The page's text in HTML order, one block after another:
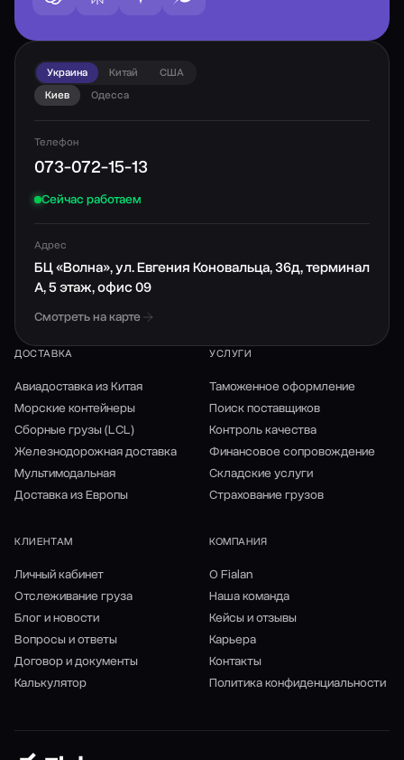
Украина Китай
США
Киев
Одесса
Телефон
073-072-15-13
Сейчас работаем
Адрес
БЦ «Волна», ул. Евгения Коновальца, 36д, терминал
А, 5 этаж, офис 09
Смотреть на карте
ДОСТАВКА
Авиадоставка из Китая
Морские контейнеры
Сборные грузы (LCL)
Железнодорожная доставка
Мультимодальная
Доставка из Европы
УСЛУГИ
Таможенное оформление
Поиск поставщиков
Контроль качества
Финансовое сопровождение
Складские услуги
Страхование грузов
КЛИЕНТАМ
Личный кабинет
Отслеживание груза
Блог и новости
Вопросы и ответы
Договор и документы
Калькулятор
КОМПАНИЯ
О Fialan
Наша команда
Кейсы и отзывы
Карьера
Контакты
Политика конфиденциальности